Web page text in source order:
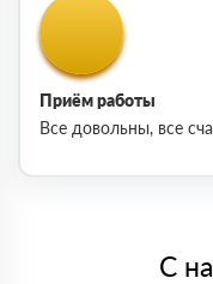
Приём работы
Все довольны, все
С